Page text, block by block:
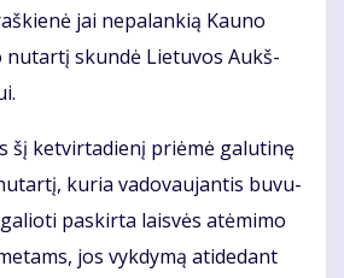
jai ne­pa­lan­kią Kau­no
nu­tar­tį skun­dė Lie­tu­vos Aukš­
šį ket­vir­ta­die­nį pri­ėmė ga­lu­ti­nę
ku­ria va­do­vau­jan­tis bu­vu­
pa­skir­ta lais­vės at­ėmi­mo
jos vyk­dy­mą ati­de­dant